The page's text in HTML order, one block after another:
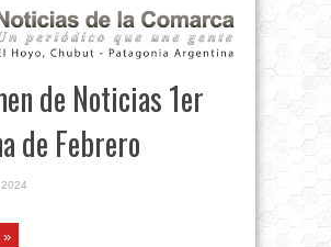
de Noticias 1er
de Febrero
»